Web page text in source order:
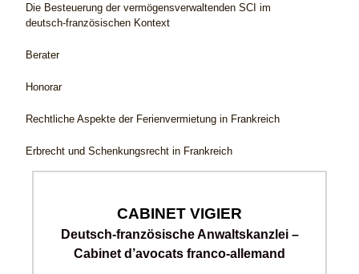
Die Besteuerung der vermögensverwaltenden SCI im
deutsch-französischen Kontext
Berater
Honorar
Rechtliche Aspekte der Ferienvermietung in Frankreich
Erbrecht und Schenkungsrecht in Frankreich
CABINET VIGIER
Deutsch-französische Anwaltskanzlei –
Cabinet d’avocats franco-allemand